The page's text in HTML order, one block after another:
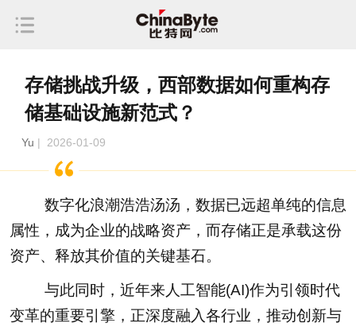
存储挑战升级，西部数据如何重构存
储基础设施新范式？
Yu | 2026-01-09
数字化浪潮浩浩汤汤，数据已远超单纯的信息
属性，成为企业的战略资产，而存储正是承载这份
资产、释放其价值的关键基石。
与此同时，近年来人工智能(AI)作为引领时代
变革的重要引擎，正深度融入各行业，推动创新与